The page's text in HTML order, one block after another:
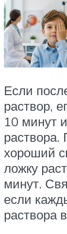
Если
раствор,
10 минут
раствора.
хороший
ложку
минут.
если
раствора